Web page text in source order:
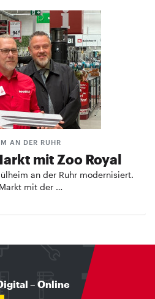
AN DER RUHR
mit Zoo Royal
an der Ruhr modernisiert.
mit der …
– Online